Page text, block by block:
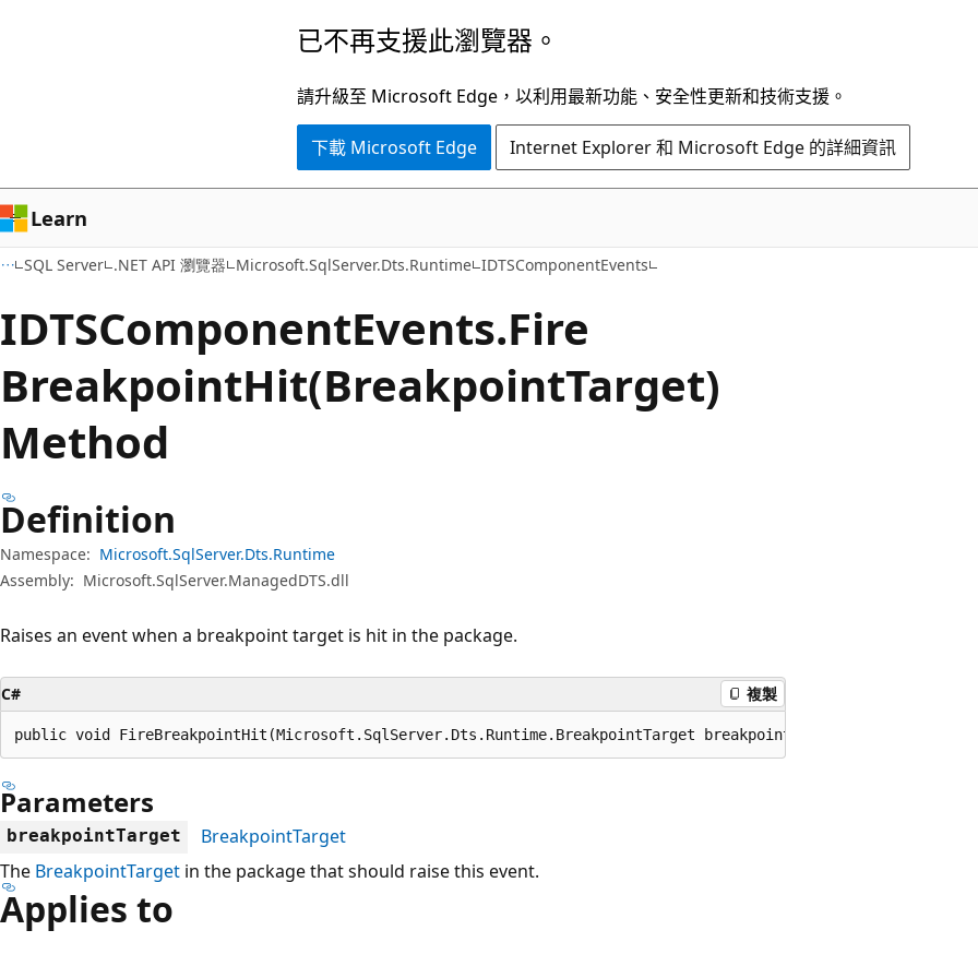
容
導
覽
已不再支援此瀏覽器。
請升級至 Microsoft Edge，以利用最新功能、安全性更新和技術支援。
下載 Microsoft Edge Internet Explorer 和 Microsoft Edge 的詳細資訊
Learn
SQL Server .NET API 瀏覽器 Microsoft.SqlServer.Dts.Runtime IDTSComponentEvents
IDTSComponentEvents.Fire
BreakpointHit(BreakpointTarget)
Method
Definition
Namespace: Microsoft.SqlServer.Dts.Runtime
Assembly: Microsoft.SqlServer.ManagedDTS.dll
Raises an event when a breakpoint target is hit in the package.
C# 複製
public void FireBreakpointHit(Microsoft.SqlServer.Dts.Runtime.BreakpointTarget breakpointTarget);
Parameters
breakpointTarget
BreakpointTarget
The BreakpointTarget in the package that should raise this event.
Applies to